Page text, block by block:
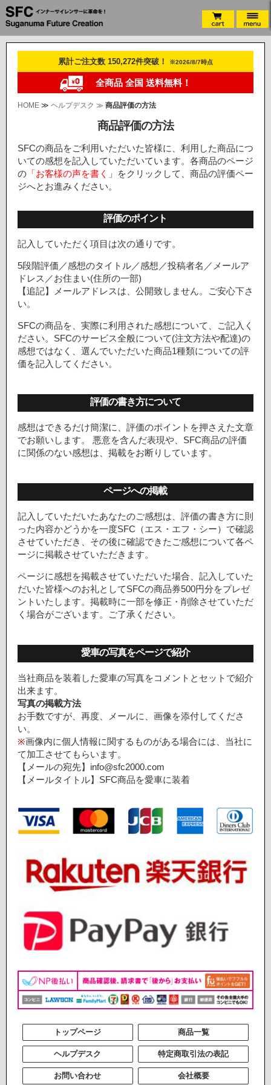
累計ご注文数 150,272件突破！ ※2026/8/7時点
全商品 全国 送料無料！
HOME≫ ヘルプデスク ≫ 商品評価の方法
商品評価の方法
SFCの商品をご利用いただいた皆様に、利用した商品につ
いての感想を記入していただいています。各商品のページ
の「お客様の声を書く 」をクリックして、商品の評価ペー
ジへとお進みください。
評価のポイント
記入していただく項目は次の通りです。
5段階評価／感想のタイトル／感想／投稿者名／メールア
ドレス／お住まい(住所の一部)
【追記】メールアドレスは、公開致しません。ご安心下さ
い。
SFCの商品を、実際に利用された感想について、ご記入く
ださい。SFCのサービス全般について(注文方法や配達)の
感想ではなく、選んでいただいた商品1種類についての評
価を記入してください。
評価の書き方について
感想はできるだけ簡潔に、評価のポイントを押さえた文章
でお願いします。 悪意を含んだ表現や、SFC商品の評価
に関係のない感想は、掲載をお断りしています。
ページへの掲載
記入していただいたあなたのご感想は、評価の書き方に則
った内容かどうかを一度SFC（エス・エフ・シー）で確認
させていただき、その後に確認できたご感想について各ペ
ージに掲載させていただきます。
ページに感想を掲載させていただいた場合、記入していた
だいた皆様へのお礼としてSFCの商品券500円分をプレゼ
ントいたします。掲載時に一部を修正・削除させていただ
く場合がございます。ご了承ください。
愛車の写真をページで紹介
当社商品を装着した愛車の写真をコメントとセットで紹介
出来ます。
写真の掲載方法
お手数ですが、再度、メールに、画像を添付してくださ
い。
※画像内に個人情報に関するものがある場合には、当社に
て加工させてもらいます。
【メールの宛先】info@sfc2000.com
【メールタイトル】SFC商品を愛車に装着
トップページ 商品一覧
ヘルプデスク 特定商取引法の表記
お問い合わせ 会社概要